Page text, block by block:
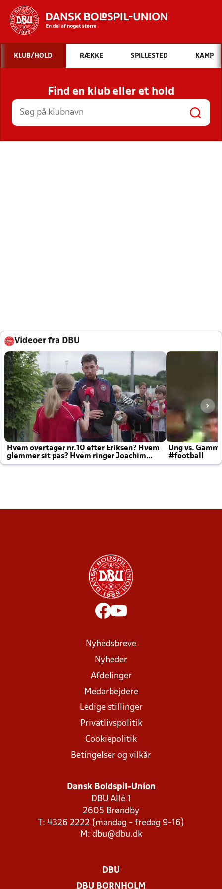
Hvad vil du søge efter?
INDHOLD OG NYHEDER
STILLINGER, RESULTATER, KLUBBER OG
HOLD
KLUB/HOLD RÆKKE SPILLESTED KAMP
Find en klub eller et hold
Videoer fra DBU
Hvem overtager nr.10 efter Eriksen? Hvem
glemmer sit pas? Hvem ringer Joachim
altid til efter kampe?
Ung vs.
#football
Nyhedsbreve
Nyheder
Afdelinger
Medarbejdere
Ledige stillinger
Privatlivspolitik
Cookiepolitik
Betingelser og vilkår
Dansk Boldspil-Union
DBU Allé 1
2605 Brøndby
T: 4326 2222 (mandag - fredag 9-16)
M: dbu@dbu.dk
DBU
DBU BORNHOLM